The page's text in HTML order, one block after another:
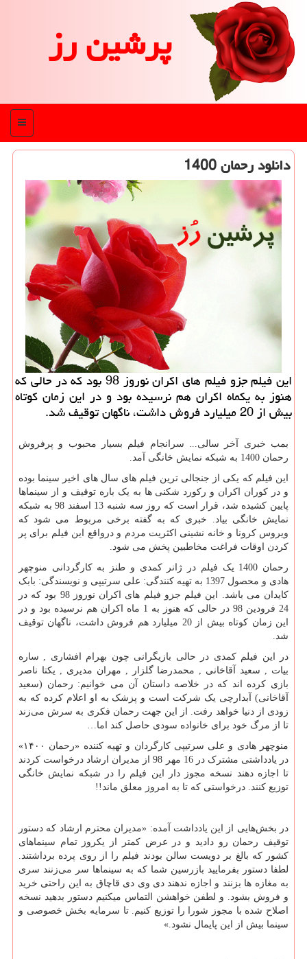
پرشین رز
منو
دانلود رحمان 1400
این فیلم جزو فیلم های اكران نوروز 98 بود كه در حالی كه
هنوز به یكماه اكران هم نرسیده بود و در این زمان كوتاه
بیش از 20 میلیارد فروش داشت، ناگهان توقیف شد.
بمب خبری آخر سالی... سرانجام فیلم بسیار محبوب و پرفروش
رحمان 1400 به شبکه نمایش خانگی آمد.
این فیلم که یکی از جنجالی ترین فیلم های سال های اخیر سینما بوده
و در کوران اکران و رکورد شکنی ها به یک باره توقیف و از سینماها
پایین کشیده شد، قرار است که روز سه شنبه 13 اسفند 98 به شبکه
نمایش خانگی بیاد. خبری که به گفته برخی مربوط می شود که
ویروس کرونا و خانه نشینی اکثریت مردم و درواقع این فیلم برای پر
کردن اوقات فراغت مخاطبین پخش می شود.
رحمان 1400 یک فیلم در ژانر کمدی و طنز به کارگردانی منوچهر
هادی و محصول 1397 به تهیه کنندگی: علی سرتیپی و نویسندگی: بابک
کایدان می باشد. این فیلم جزو فیلم های اکران نوروز 98 بود که در
24 فرودین 98 در حالی که هنوز به 1 ماه اکران هم نرسیده بود و در
این زمان کوتاه بیش از 20 میلیارد هم فروش داشت، ناگهان توقیف
شد.
در این فیلم کمدی در حالی بازیگرانی چون بهرام افشاری , ساره
بیات , سعید آقاخانی , محمدرضا گلزار , مهران مدیری , یکتا ناصر
بازی کرده اند که در خلاصه داستان آن می خوانیم: رحمان (سعید
آقاخانی) آبدارچی یک شرکت است و پزشک به او اعلام کرده که به
زودی از دنیا خواهد رفت. از این جهت رحمان فکری به سرش می‌زند
تا از مرگ خود برای خانواده سودی حاصل کند اما…
منوچهر هادی و علی سرتیپی کارگردان و تهیه کننده «رحمان ۱۴۰۰»
در یادداشتی مشترک در 16 مهر 98 از مدیران ارشاد درخواست کردند
تا اجازه دهند نسخه مجوز دار این فیلم را در شبکه نمایش خانگی
توزیع کنند. درخواستی که تا به امروز معلق ماند!!
در بخش‌هایی از این یادداشت آمده: «مدیران محترم ارشاد که دستور
توقیف رحمان رو دادید و در عرض کمتر از یکروز تمام سینماهای
کشور که بالغ بر دویست سالن بودند فیلم را از روی پرده برداشتند.
لطفا دستور بفرمایید بازرسین شما که به سینماها سر می‌زنند سری
به مغازه ها بزنند و اجازه ندهند دی وی دی قاچاق به این راحتی خرید
و فروش بشود. و لطفن خواهشن التماس میکنیم دستور بدهید نسخه
اصلاح شده با مجوز شورا را توزیع کنیم. تا سرمایه بخش خصوصی و
سینما بیش از این پایمال نشود.»